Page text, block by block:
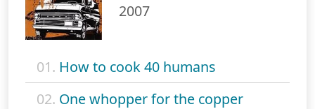
2007
01. How to cook 40 humans
02. One whopper for the copper